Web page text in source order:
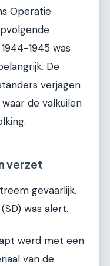
Operatie
1945 was
De
verjagen
de valkuilen
verzet
gevaarlijk.
was alert.
werd met een
van de